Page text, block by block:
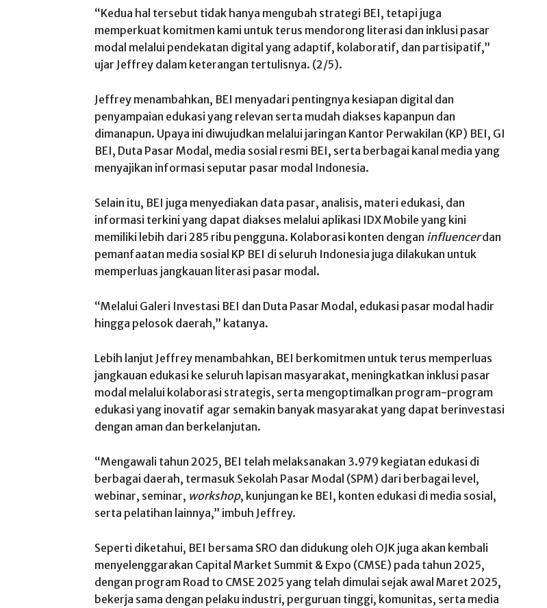
“Kedua hal tersebut tidak hanya mengubah strategi BEI, tetapi juga
memperkuat komitmen kami untuk terus mendorong literasi dan inklusi pasar
modal melalui pendekatan digital yang adaptif, kolaboratif, dan partisipatif,”
ujar Jeffrey dalam keterangan tertulisnya. (2/5).
Jeffrey menambahkan, BEI menyadari pentingnya kesiapan digital dan
penyampaian edukasi yang relevan serta mudah diakses kapanpun dan
dimanapun. Upaya ini diwujudkan melalui jaringan Kantor Perwakilan (KP) BEI, GI
BEI, Duta Pasar Modal, media sosial resmi BEI, serta berbagai kanal media yang
menyajikan informasi seputar pasar modal Indonesia.
Selain itu, BEI juga menyediakan data pasar, analisis, materi edukasi, dan
informasi terkini yang dapat diakses melalui aplikasi IDX Mobile yang kini
memiliki lebih dari 285 ribu pengguna. Kolaborasi konten dengan influencerdan
pemanfaatan media sosial KP BEI di seluruh Indonesia juga dilakukan untuk
memperluas jangkauan literasi pasar modal.
“Melalui Galeri Investasi BEI dan Duta Pasar Modal, edukasi pasar modal hadir
hingga pelosok daerah,” katanya.
Lebih lanjut Jeffrey menambahkan, BEI berkomitmen untuk terus memperluas
jangkauan edukasi ke seluruh lapisan masyarakat, meningkatkan inklusi pasar
modal melalui kolaborasi strategis, serta mengoptimalkan program-program
edukasi yang inovatif agar semakin banyak masyarakat yang dapat berinvestasi
dengan aman dan berkelanjutan.
“Mengawali tahun 2025, BEI telah melaksanakan 3.979 kegiatan edukasi di
berbagai daerah, termasuk Sekolah Pasar Modal (SPM) dari berbagai level,
webinar, seminar, workshop, kunjungan ke BEI, konten edukasi di media sosial,
serta pelatihan lainnya,” imbuh Jeffrey.
Seperti diketahui, BEI bersama SRO dan didukung oleh OJK juga akan kembali
menyelenggarakan Capital Market Summit & Expo (CMSE) pada tahun 2025,
dengan program Road to CMSE 2025 yang telah dimulai sejak awal Maret 2025,
bekerja sama dengan pelaku industri, perguruan tinggi, komunitas, serta media